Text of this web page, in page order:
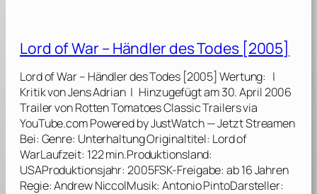
l
n
v
a
s
i
o
Lord of War – Händler des Todes [2005]
Lord of War – Händler des Todes [2005] Wertung: |
Kritik von Jens Adrian | Hinzugefügt am 30. April 2006
Trailer von Rotten Tomatoes Classic Trailers via
YouTube.com Powered by JustWatch — Jetzt Streamen
Bei: Genre: Unterhaltung Originaltitel: Lord of
WarLaufzeit: 122 min.Produktionsland:
USAProduktionsjahr: 2005FSK-Freigabe: ab 16 Jahren
Regie: Andrew NiccolMusik: Antonio PintoDarsteller: